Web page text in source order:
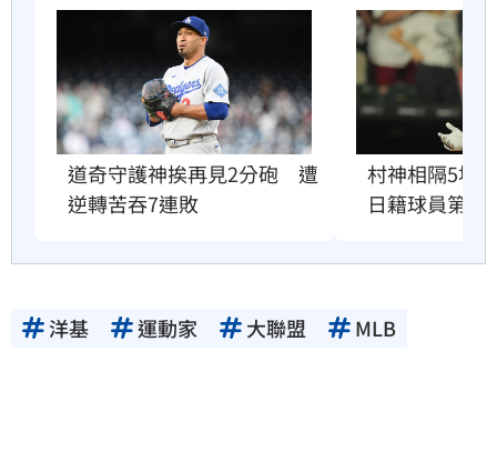
道奇守護神挨再見2分砲　遭
逆轉苦吞7連敗
村神相隔5場
日籍球員第2多
洋基 運動家 大聯盟 MLB